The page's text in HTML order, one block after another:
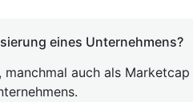
eines Unternehmens?
auch als